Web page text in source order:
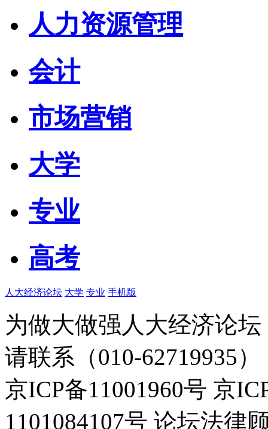
人力资源管理
会计
市场营销
大学
专业
高考
人大经济论坛 大学 专业 手机版
为做大做强人大经济论
请联系（010-62719935）
京ICP备11001960号 京
1101084107号 论坛法律